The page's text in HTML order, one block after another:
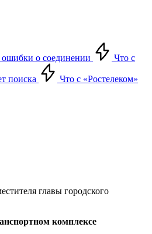
ошибки о соединении Что с
поиска
Что с «Ростелеком»
главы городского
комплексе